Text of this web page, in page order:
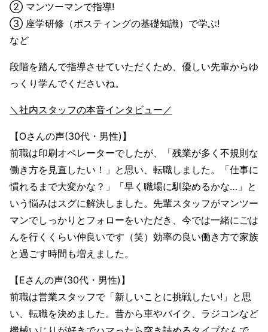
② マンツーマンで指導!
③ 座学研修（ポスティングの基礎知識）で学ぶ!
など
段階を踏んで指導させていただくため、優しい先輩からゆ
っくり学んでくださいね。
＼社内スタッフの本音インタビュー／
【Oさんの声(30代・男性)】
前職は印刷オペレーターでしたが、「残業が多く不規則な
働き方を見直したい！」と思い、転職しました。「仕事に
慣れるまで大変かな？」「早く職場に馴染めるかな…」と
いう悩みはスグに解決しました。先輩スタッフがマンツー
マンでしっかりとフォローをいただき、今では一緒にごは
んを行くくらい仲良いです（笑）効率の良い働き方で家族
と過ごす時間も増えました。
【Eさんの声(30代・男性)】
前職は営業スタッフで「新しいことに挑戦したい!」と思
い、転職を決めました。昔から車やバイク、ラジコンなど